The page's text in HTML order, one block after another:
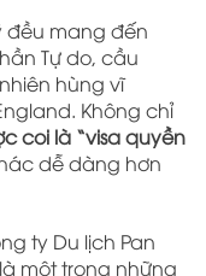
đều mang đến
Tự do, cầu
hùng vĩ
Không chỉ
coi là “visa quyền
dễ dàng hơn
ty Du lịch Pan
một trong những